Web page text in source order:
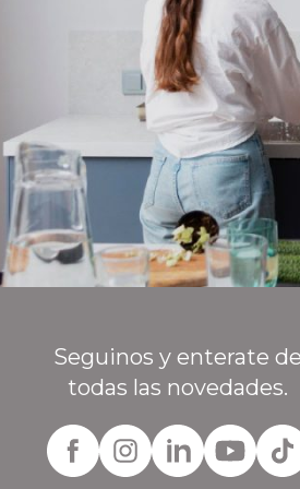
Seguinos y enterate
todas las novedades.